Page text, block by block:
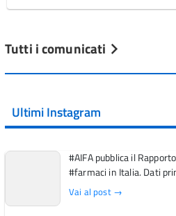
Tutti i comunicati
Ultimi Instagram
#AIFA pubblica il
#farmaci in Italia. Dati
Vai al post →